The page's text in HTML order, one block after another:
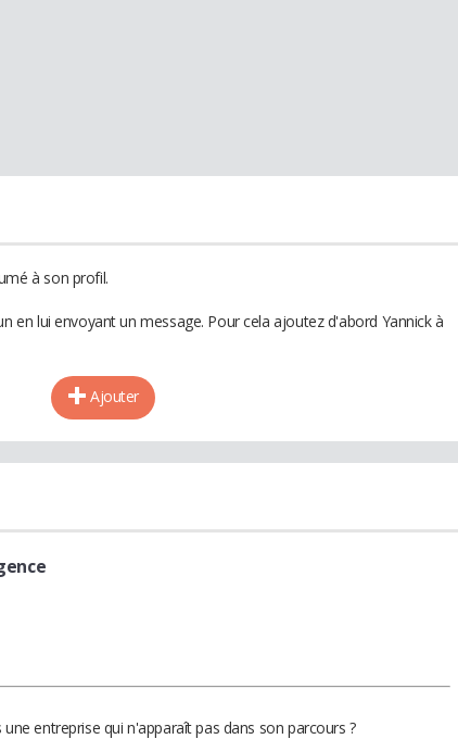
à son profil.
en lui envoyant un message. Pour cela ajoutez d'abord Yannick à
Ajouter
entreprise qui n'apparaît pas dans son parcours ?